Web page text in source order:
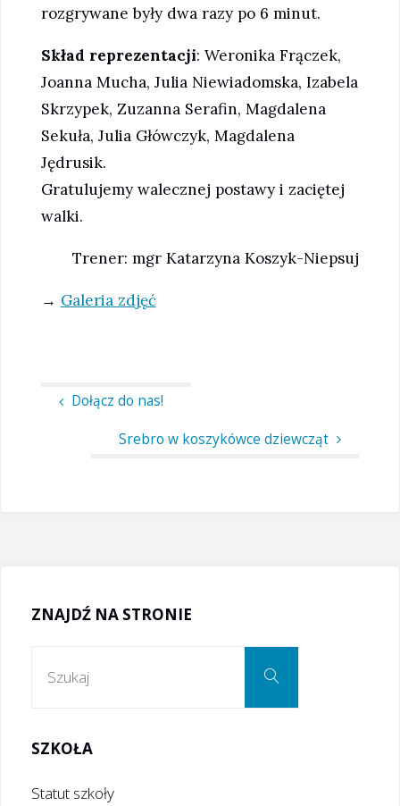
rozgrywane były dwa razy po 6 minut.
Skład reprezentacji: Weronika Frączek,
Joanna Mucha, Julia Niewiadomska, Izabela
Skrzypek, Zuzanna Serafin, Magdalena
Sekuła, Julia Główczyk, Magdalena
Jędrusik.
Gratulujemy walecznej postawy i zaciętej
walki.
Trener: mgr Katarzyna Koszyk-Niepsuj
→ Galeria zdjęć
Dołącz do nas!
Srebro w koszykówce dziewcząt
ZNAJDŹ NA STRONIE
Szukaj
SZKOŁA
Statut szkoły